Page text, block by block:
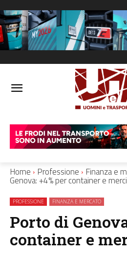
Home Professione Finanza e
Genova: +4% per container e merci
PROFESSIONE FINANZA E MERCATO
Porto di
container e